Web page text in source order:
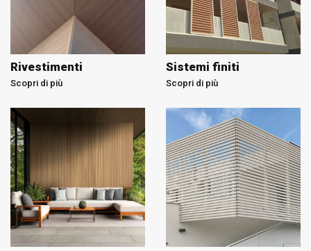
Rivestimenti
Scopri di più
Sistemi finiti
Scopri di più